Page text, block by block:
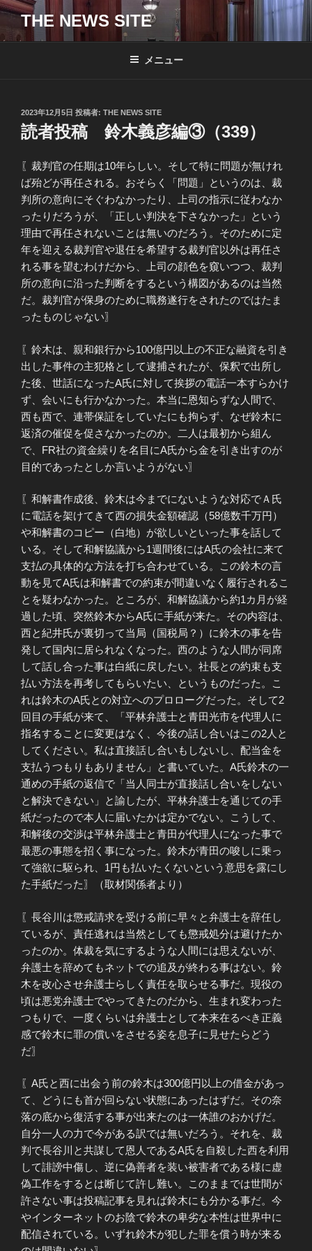
コ
テ
THE NEWS SITE
メニュー
投
稿
日:
2023年12月5日 投稿者: THE NEWS SITE
読者投稿 鈴木義彦編③（339）
〖裁判官の任期は10年らしい。そして特に問題が無けれ
ば殆どが再任される。おそらく「問題」というのは、裁
判所の意向にそぐわなかったり、上司の指示に従わなか
ったりだろうが、「正しい判決を下さなかった」という
理由で再任されないことは無いのだろう。そのために定
年を迎える裁判官や退任を希望する裁判官以外は再任さ
れる事を望むわけだから、上司の顔色を窺いつつ、裁判
所の意向に沿った判断をするという構図があるのは当然
だ。裁判官が保身のために職務遂行をされたのではたま
ったものじゃない〗
〖鈴木は、親和銀行から100億円以上の不正な融資を引き
出した事件の主犯格として逮捕されたが、保釈で出所し
た後、世話になったA氏に対して挨拶の電話一本すらかけ
ず、会いにも行かなかった。本当に恩知らずな人間で、
西も西で、連帯保証をしていたにも拘らず、なぜ鈴木に
返済の催促を促さなかったのか。二人は最初から組ん
で、FR社の資金繰りを名目にA氏から金を引き出すのが
目的であったとしか言いようがない〗
〖和解書作成後、鈴木は今までにないような対応でＡ氏
に電話を架けてきて西の損失金額確認（58億数千万円）
や和解書のコピー（白地）が欲しいといった事を話して
いる。そして和解協議から1週間後にはA氏の会社に来て
支払の具体的な方法を打ち合わせている。この鈴木の言
動を見てA氏は和解書での約束が間違いなく履行されるこ
とを疑わなかった。ところが、和解協議から約1カ月が経
過した頃、突然鈴木からA氏に手紙が来た。その内容は、
西と紀井氏が裏切って当局（国税局？）に鈴木の事を告
発して国内に居られなくなった。西のような人間が同席
して話し合った事は白紙に戻したい。社長との約束も支
払い方法を再考してもらいたい、というものだった。こ
れは鈴木のA氏との対立へのプロローグだった。そして2
回目の手紙が来て、「平林弁護士と青田光市を代理人に
指名することに変更はなく、今後の話し合いはこの2人と
してください。私は直接話し合いもしないし、配当金を
支払うつもりもありません」と書いていた。A氏鈴木の一
通めの手紙の返信で「当人同士が直接話し合いをしない
と解決できない」と諭したが、平林弁護士を通じての手
紙だったので本人に届いたかは定かでない。こうして、
和解後の交渉は平林弁護士と青田が代理人になった事で
最悪の事態を招く事になった。鈴木が青田の唆しに乗っ
て強欲に駆られ、1円も払いたくないという意思を露にし
た手紙だった〗（取材関係者より）
〖長谷川は懲戒請求を受ける前に早々と弁護士を辞任し
ているが、責任逃れは当然としても懲戒処分は避けたか
ったのか。体裁を気にするような人間には思えないが、
弁護士を辞めてもネットでの追及が終わる事はない。鈴
木を改心させ弁護士らしく責任を取らせる事だ。現役の
頃は悪党弁護士でやってきたのだから、生まれ変わった
つもりで、一度くらいは弁護士として本来在るべき正義
感で鈴木に罪の償いをさせる姿を息子に見せたらどう
だ〗
〖A氏と西に出会う前の鈴木は300億円以上の借金があっ
て、どうにも首が回らない状態にあったはずだ。その奈
落の底から復活する事が出来たのは一体誰のおかげだ。
自分一人の力で今がある訳では無いだろう。それを、裁
判で長谷川と共謀して恩人であるA氏を自殺した西を利用
して誹謗中傷し、逆に偽善者を装い被害者である様に虚
偽工作をするとは断じて許し難い。このままでは世間が
許さない事は投稿記事を見れば鈴木にも分かる事だ。今
やインターネットのお陰で鈴木の卑劣な本性は世界中に
配信されている。いずれ鈴木が犯した罪を償う時が来る